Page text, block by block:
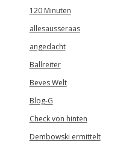
120 Minuten
allesausseraas
angedacht
Ballreiter
Beves Welt
Blog-G
Check von hinten
Dembowski ermittelt